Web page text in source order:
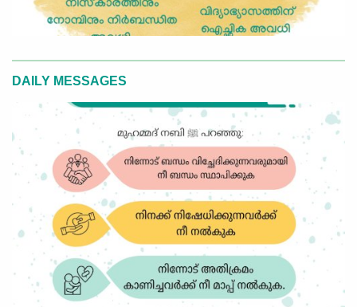
DAILY MESSAGES